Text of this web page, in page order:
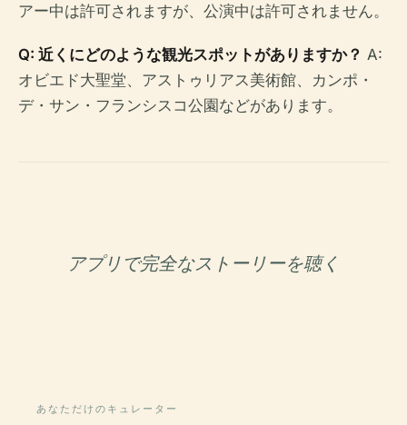
アー中は許可されますが、公演中は許可されません。
Q: 近くにどのような観光スポットがありますか？ A:
オビエド大聖堂、アストゥリアス美術館、カンポ・
デ・サン・フランシスコ公園などがあります。
アプリで完全なストーリーを聴く
あなただけのキュレーター